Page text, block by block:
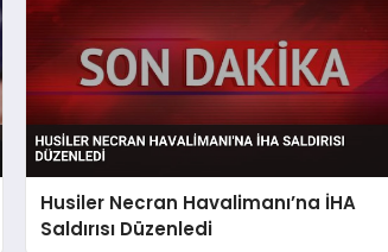
Husiler Necran Havalimanı’na İHA
Saldırısı Düzenledi